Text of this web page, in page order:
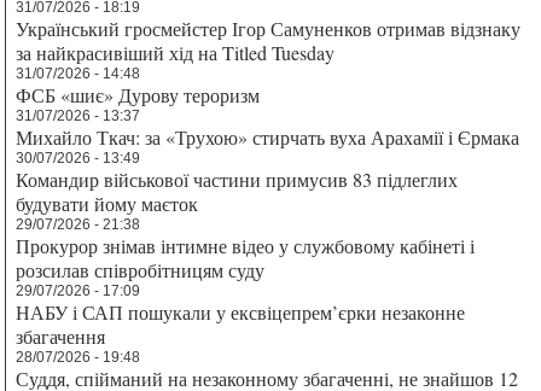
31/07/2026 - 18:19
Український гросмейстер Ігор Самуненков отримав відзнаку
за найкрасивіший хід на Titled Tuesday
31/07/2026 - 14:48
ФСБ «шиє» Дурову тероризм
31/07/2026 - 13:37
Михайло Ткач: за «Трухою» стирчать вуха Арахамії і Єрмака
30/07/2026 - 13:49
Командир військової частини примусив 83 підлеглих
будувати йому маєток
29/07/2026 - 21:38
Прокурор знімав інтимне відео у службовому кабінеті і
розсилав співробітницям суду
29/07/2026 - 17:09
НАБУ і САП пошукали у ексвіцепрем’єрки незаконне
збагачення
28/07/2026 - 19:48
Суддя, спійманий на незаконному збагаченні, не знайшов 12